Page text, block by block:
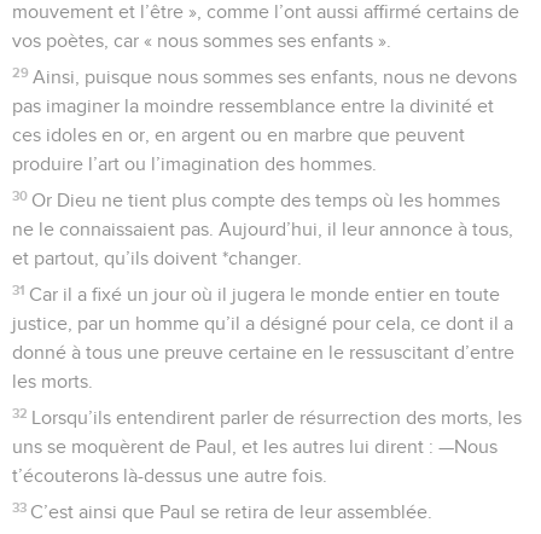
mouvement et l’être », comme l’ont aussi affirmé certains de
vos poètes, car « nous sommes ses enfants ».
29 Ainsi, puisque nous sommes ses enfants, nous ne devons
pas imaginer la moindre ressemblance entre la divinité et
ces idoles en or, en argent ou en marbre que peuvent
produire l’art ou l’imagination des hommes.
30 Or Dieu ne tient plus compte des temps où les hommes
ne le connaissaient pas. Aujourd’hui, il leur annonce à tous,
et partout, qu’ils doivent *changer.
31 Car il a fixé un jour où il jugera le monde entier en toute
justice, par un homme qu’il a désigné pour cela, ce dont il a
donné à tous une preuve certaine en le ressuscitant d’entre
les morts.
32 Lorsqu’ils entendirent parler de résurrection des morts, les
uns se moquèrent de Paul, et les autres lui dirent : —Nous
t’écouterons là-dessus une autre fois.
33 C’est ainsi que Paul se retira de leur assemblée.